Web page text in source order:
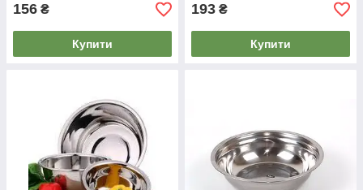
156 ₴
Купити
193 ₴
Купити